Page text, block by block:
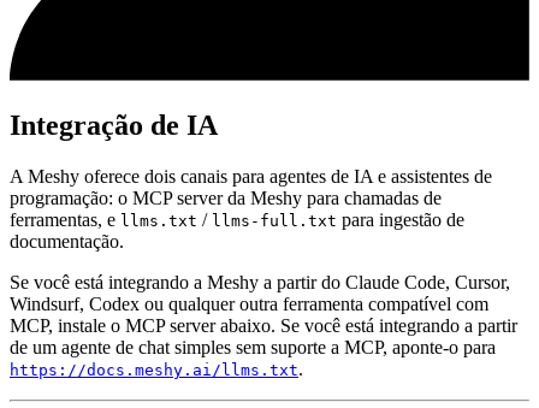
Integração de IA
A Meshy oferece dois canais para agentes de IA e assistentes de
programação: o MCP server da Meshy para chamadas de
ferramentas, e llms.txt / llms-full.txt para ingestão de
documentação.
Se você está integrando a Meshy a partir do Claude Code, Cursor,
Windsurf, Codex ou qualquer outra ferramenta compatível com
MCP, instale o MCP server abaixo. Se você está integrando a partir
de um agente de chat simples sem suporte a MCP, aponte-o para
https://docs.meshy.ai/llms.txt.